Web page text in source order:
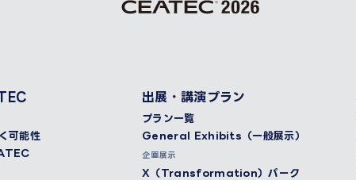
可能性
出展・講演プラン
プラン一覧
General Exhibits（一般展示）
企画展示
X（Transformation）パーク